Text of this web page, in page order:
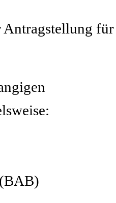
Antragstellung für